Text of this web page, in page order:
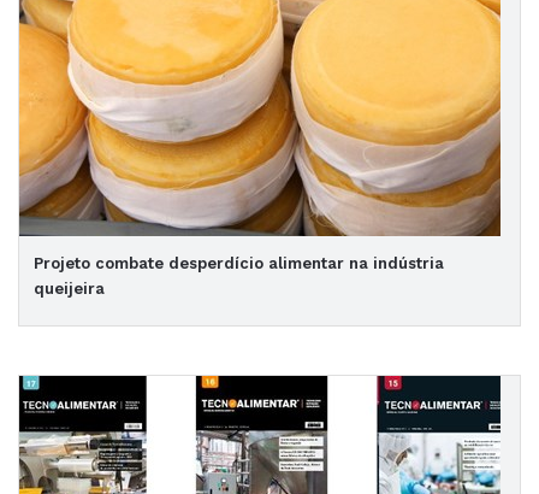
Projeto combate desperdício alimentar na indústria
queijeira